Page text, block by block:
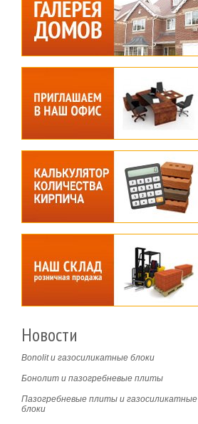
Новости
Bonolit и газосиликатные блоки
Бонолит и пазогребневые плиты
Пазогребневые плиты и газосиликатные
блоки